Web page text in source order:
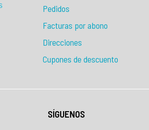
Pedidos
Facturas por abono
Direcciones
Cupones de descuento
SÍGUENOS